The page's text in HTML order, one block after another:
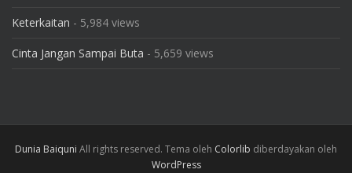
Keterkaitan - 5,984 views
Cinta Jangan Sampai Buta - 5,659 views
Dunia Baiquni All rights reserved. Tema oleh Colorlib diberdayakan oleh
WordPress